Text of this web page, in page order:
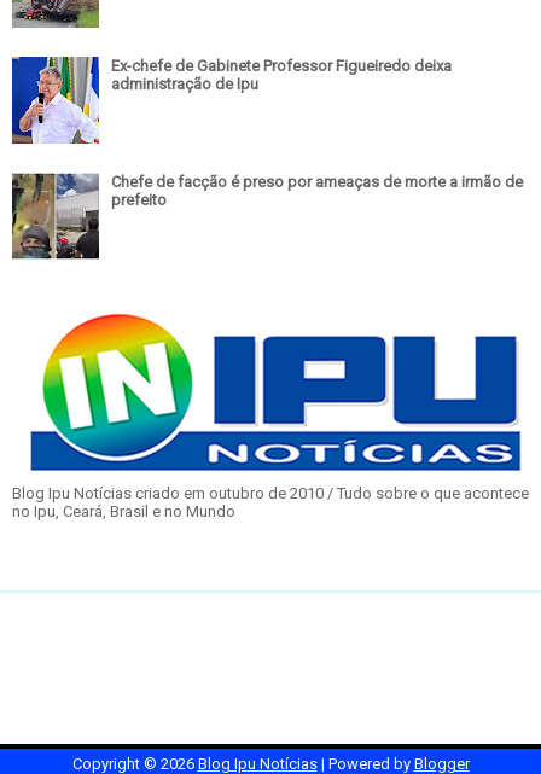
Ex-chefe de Gabinete Professor Figueiredo deixa
administração de Ipu
Chefe de facção é preso por ameaças de morte a irmão de
prefeito
Blog Ipu Notícias criado em outubro de 2010 / Tudo sobre o que acontece
no Ipu, Ceará, Brasil e no Mundo
Copyright © 2026 Blog Ipu Notícias| Powered by Blogger